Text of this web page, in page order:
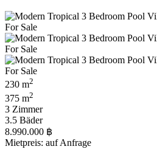
230 m2
375 m2
3 Zimmer
3.5 Bäder
8.990.000 ฿
Mietpreis: auf Anfrage